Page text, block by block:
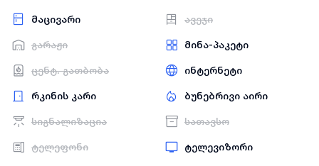
მაცივარი ავეჯი
გარაჟი მინა-პაკეტი
ცენტ. გათბობა ინტერნეტი
რკინის კარი ბუნებრივი აირი
სიგნალიზაცია სათავსო
ტელეფონი ტელევიზორი